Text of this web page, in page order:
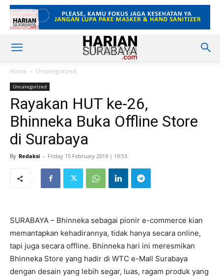
Home Uncategorized
Uncategorized
Rayakan HUT ke-26,
Bhinneka Buka Offline Store
di Surabaya
By Redaksi - Friday 15 February 2019 | 19:53
SURABAYA – Bhinneka sebagai pionir e-commerce kian
memantapkan kehadirannya, tidak hanya secara online,
tapi juga secara offline. Bhinneka hari ini meresmikan
Bhinneka Store yang hadir di WTC e-Mall Surabaya
dengan desain yang lebih segar, luas, ragam produk yang